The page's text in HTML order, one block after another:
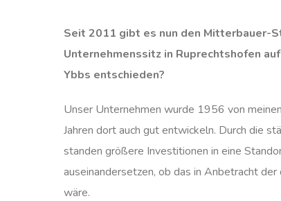
Seit 2011 gibt es nun den Mitterbauer-
Unternehmenssitz in Ruprechtshofen
Ybbs entschieden?
Unser Unternehmen wurde 1956 von
Jahren dort auch gut entwickeln. Durch die
standen größere Investitionen in eine
auseinandersetzen, ob das in Anbetracht
wäre.